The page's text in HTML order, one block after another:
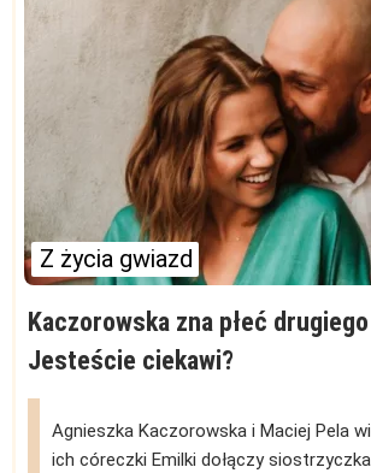
Z życia gwiazd
Kaczorowska zna płeć
Jesteście ciekawi?
Agnieszka Kaczorowska i Maciej Pela
ich córeczki Emilki dołączy